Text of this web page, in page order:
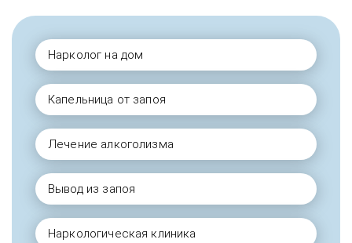
Нарколог на дом
Капельница от запоя
Лечение алкоголизма
Вывод из запоя
Наркологическая клиника